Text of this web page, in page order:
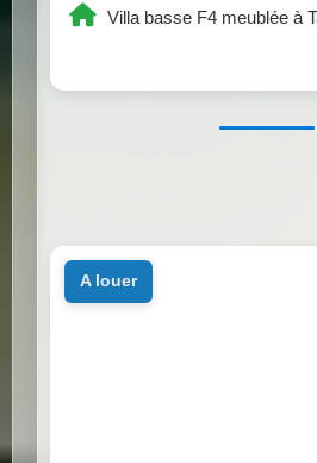
Villa basse F4 meublée à
a louer